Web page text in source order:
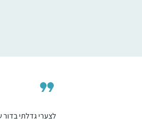
Thank you.
לצערי גדלתי